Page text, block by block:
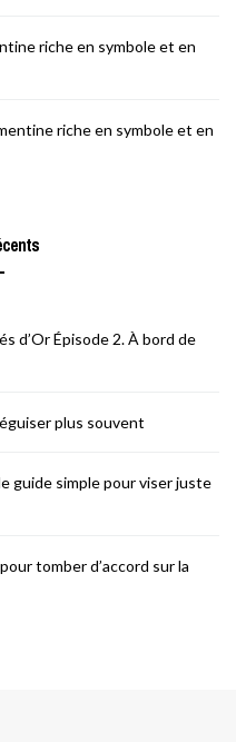
riche en symbole et en
riche en symbole et en
d’Or Épisode 2. À bord de
plus souvent
guide simple pour viser juste
tomber d’accord sur la